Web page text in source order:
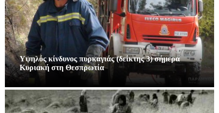
Υψηλός κίνδυνος πυρκαγιάς (δείκτης 3) σήμερα
Κυριακή στη Θεσπρωτία